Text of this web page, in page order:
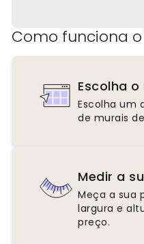
Como funciona
Escolha
Escolha um
de murais
Medir a
Meça a sua
largura e
preço.